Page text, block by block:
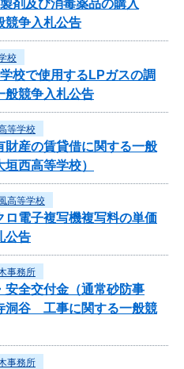
剤及び消毒薬品の購入
競争入札公告
校
校で使用するLPガスの調
般競争入札公告
等学校
財産の賃貸借に関する一般
西高等学校）
高等学校
電子複写機複写料の単価
公告
事務所
全交付金（通常砂防事
洞谷 工事に関する一般競
事務所